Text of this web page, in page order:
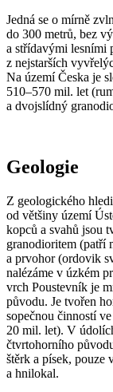
Jedná se o mírně
do 300 metrů, bez
a střídavými lesními
z nejstarších
Na území Česka je
510–570 mil. let
a dvojslídný
Geologie
Z geologického
od většiny území
kopců a svahů jsou
granodioritem (patří
a prvohor (ordovik
nalézáme v úzkém
vrch Poustevník je
původu. Je tvořen
sopečnou činností
20 mil. let). V
čtvrtohorního
štěrk a písek, pouze
a hnilokal.